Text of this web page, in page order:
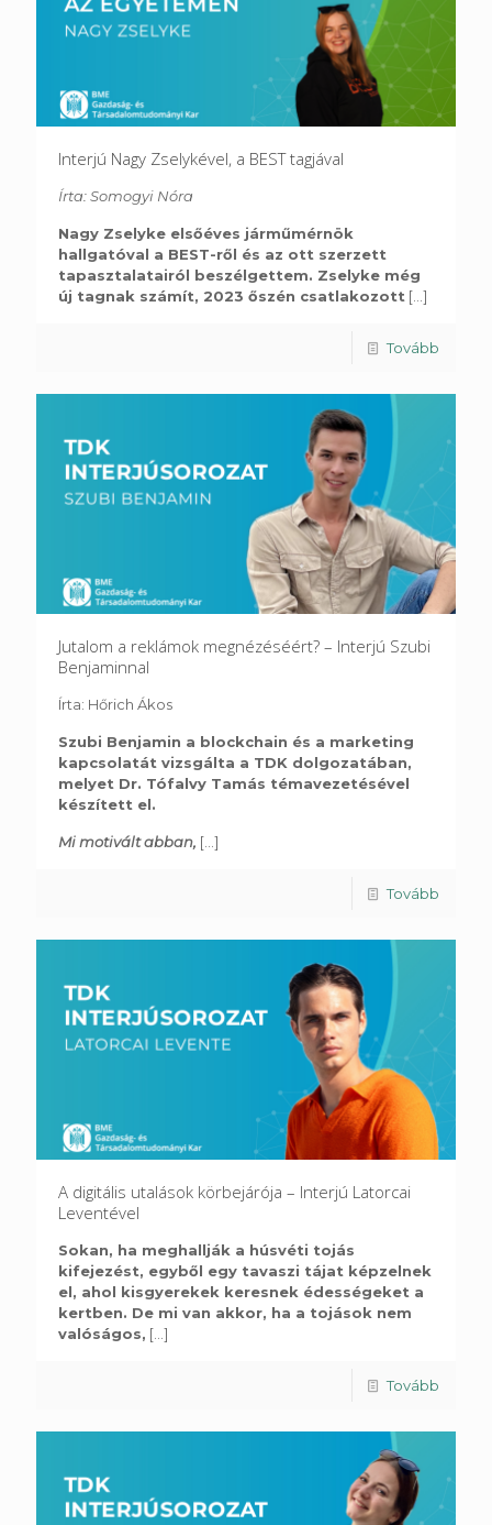
Interjú Nagy Zselykével, a BEST tagjával
Írta: Somogyi Nóra
Nagy Zselyke elsőéves járműmérnök
hallgatóval a BEST-ről és az ott szerzett
tapasztalatairól beszélgettem. Zselyke még
új tagnak számít, 2023 őszén csatlakozott [...]
Tovább
Jutalom a reklámok megnézéséért? – Interjú Szubi
Benjaminnal
Írta: Hőrich Ákos
Szubi Benjamin a blockchain és a marketing
kapcsolatát vizsgálta a TDK dolgozatában,
melyet Dr. Tófalvy Tamás témavezetésével
készített el.
Mi motivált abban, [...]
Tovább
A digitális utalások körbejárója – Interjú Latorcai
Leventével
Sokan, ha meghallják a húsvéti tojás
kifejezést, egyből egy tavaszi tájat képzelnek
el, ahol kisgyerekek keresnek édességeket a
kertben. De mi van akkor, ha a tojások nem
valóságos, [...]
Tovább